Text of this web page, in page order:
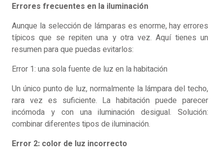
Errores frecuentes en la iluminación
Aunque la selección de lámparas es enorme, hay errores
típicos que se repiten una y otra vez. Aquí tienes un
resumen para que puedas evitarlos:
Error 1: una sola fuente de luz en la habitación
Un único punto de luz, normalmente la lámpara del techo,
rara vez es suficiente. La habitación puede parecer
incómoda y con una iluminación desigual. Solución:
combinar diferentes tipos de iluminación.
Error 2: color de luz incorrecto